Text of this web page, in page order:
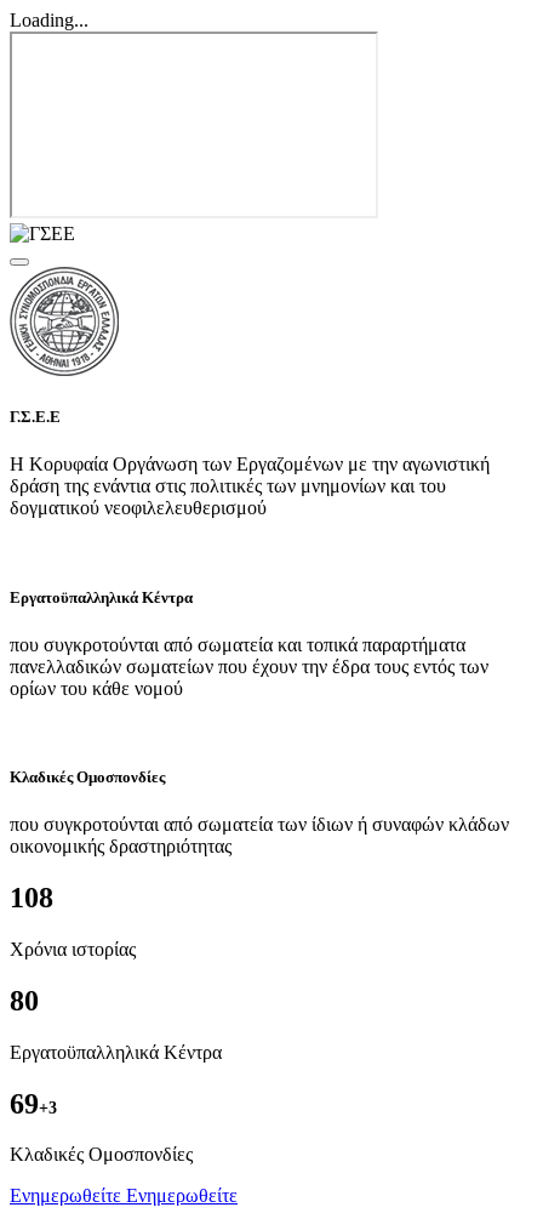
Loading...
Γ.Σ.Ε.Ε
Η Κορυφαία Οργάνωση των Εργαζομένων με την αγωνιστική
δράση της ενάντια στις πολιτικές των μνημονίων και του
δογματικού νεοφιλελευθερισμού
Εργατοϋπαλληλικά Κέντρα
που συγκροτούνται από σωματεία και τοπικά παραρτήματα
πανελλαδικών σωματείων που έχουν την έδρα τους εντός των
ορίων του κάθε νομού
Κλαδικές Ομοσπονδίες
που συγκροτούνται από σωματεία των ίδιων ή συναφών κλάδων
οικονομικής δραστηριότητας
108
Χρόνια ιστορίας
80
Εργατοϋπαλληλικά Κέντρα
69+3
Kλαδικές Ομοσπονδίες
Ενημερωθείτε Ενημερωθείτε